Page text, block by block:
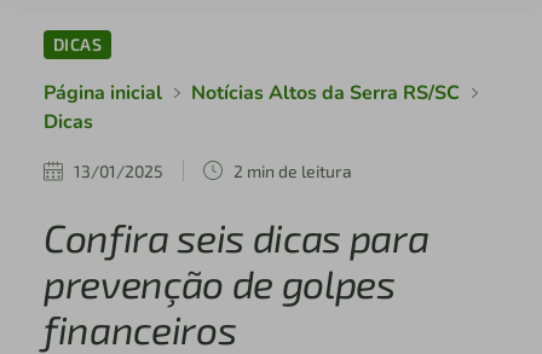
DICAS
Página inicial
Notícias Altos da Serra RS/SC
Dicas
13/01/2025 2 min de leitura
Confira seis dicas para
prevenção de golpes
financeiros